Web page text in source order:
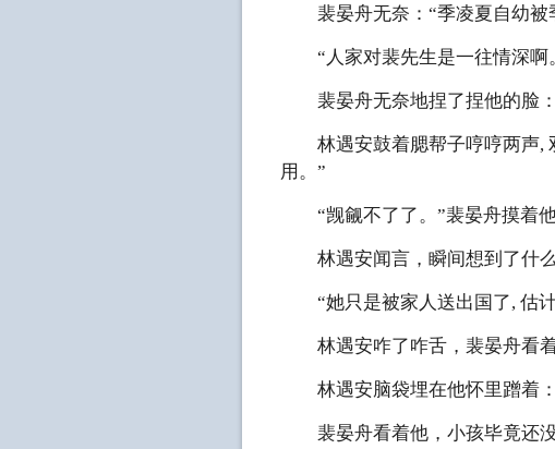
裴晏舟无奈：“季凌夏自幼被
“人家对裴先生是一往情深啊
裴晏舟无奈地捏了捏他的脸：
林遇安鼓着腮帮子哼哼两声,
用。”
“觊觎不了了。”裴晏舟摸着他
林遇安闻言，瞬间想到了什么
“她只是被家人送出国了, 估计
林遇安咋了咋舌，裴晏舟看着
林遇安脑袋埋在他怀里蹭着
裴晏舟看着他，小孩毕竟还没